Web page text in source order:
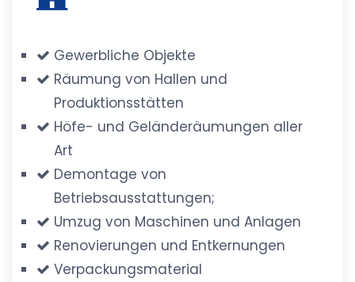
Gewerbliche Objekte
Räumung von Hallen und
Produktionsstätten
Höfe- und Geländeräumungen aller
Art
Demontage von
Betriebsausstattungen;
Umzug von Maschinen und Anlagen
Renovierungen und Entkernungen
Verpackungsmaterial